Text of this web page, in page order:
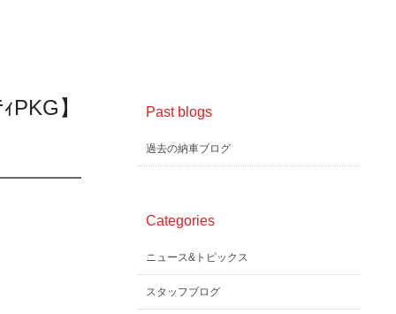
PKG】 Past blogs
過去の納車ブログ
Categories
ニュース&トピックス
スタッフブログ